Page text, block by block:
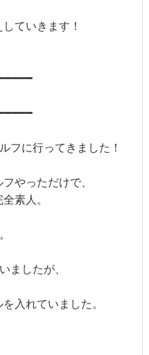
ていきます！
フに行ってきました！
やっただけで、
素人。
ましたが、
入れていました。